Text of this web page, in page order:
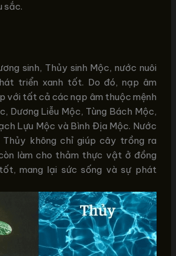
sắc.
sinh, Thủy sinh Mộc, nước nuôi
triển xanh tốt. Do đó, nạp âm
với tất cả các nạp âm thuộc mệnh
Dương Liễu Mộc, Tùng Bách Mộc,
Lựu Mộc và Bình Địa Mộc. Nước
Thủy không chỉ giúp cây trồng ra
làm cho thảm thực vật ở đồng
mang lại sức sống và sự phát